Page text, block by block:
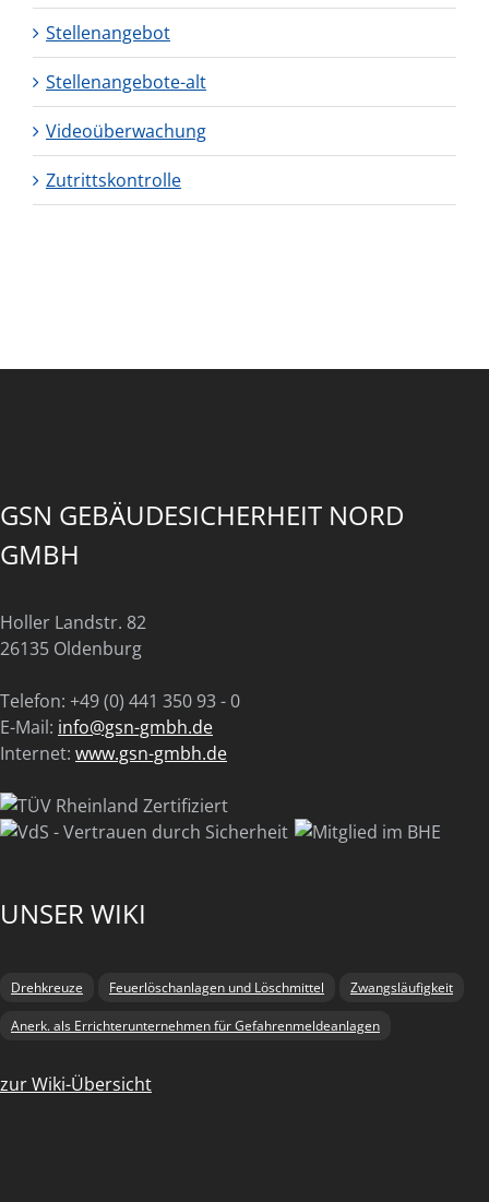
Stellenangebot
Stellenangebote-alt
Videoüberwachung
Zutrittskontrolle
GSN GEBÄUDESICHERHEIT NORD
GMBH
Holler Landstr. 82
26135 Oldenburg
Telefon: +49 (0) 441 350 93 - 0
E-Mail: info@gsn-gmbh.de
Internet: www.gsn-gmbh.de
UNSER WIKI
Drehkreuze Feuerlöschanlagen und Löschmittel Zwangsläufigkeit
Anerk. als Errichterunternehmen für Gefahrenmeldeanlagen
zur Wiki-Übersicht